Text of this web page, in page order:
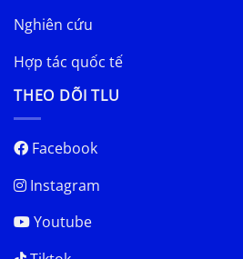
Nghiên cứu
Hợp tác quốc tế
THEO DÕI TLU
Facebook
Instagram
Youtube